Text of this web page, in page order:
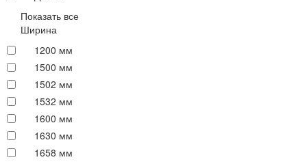
Показать все
Ширина
1200 мм
1500 мм
1502 мм
1532 мм
1600 мм
1630 мм
1658 мм